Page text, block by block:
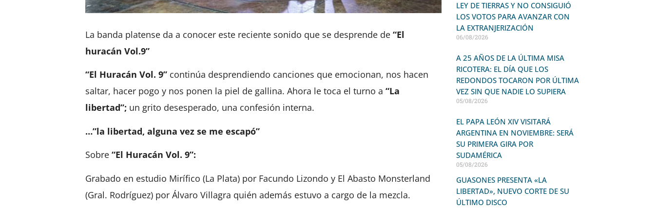
La banda platense da a conocer este reciente sonido que se desprende de “El
huracán Vol.9”
“El Huracán Vol. 9” continúa desprendiendo canciones que emocionan, nos hacen
saltar, hacer pogo y nos ponen la piel de gallina. Ahora le toca el turno a “La
libertad”; un grito desesperado, una confesión interna.
…”la libertad, alguna vez se me escapó”
Sobre “El Huracán Vol. 9”:
Grabado en estudio Mirífico (La Plata) por Facundo Lizondo y El Abasto Monsterland
(Gral. Rodríguez) por Álvaro Villagra quién además estuvo a cargo de la mezcla.
LEY DE TIERRAS Y NO CONSIGUIÓ
LOS VOTOS PARA AVANZAR CON
LA EXTRANJERIZACIÓN
06/08/2026
A 25 AÑOS DE LA ÚLTIMA MISA
RICOTERA: EL DÍA QUE LOS
REDONDOS TOCARON POR ÚLTIMA
VEZ SIN QUE NADIE LO SUPIERA
05/08/2026
EL PAPA LEÓN XIV VISITARÁ
ARGENTINA EN NOVIEMBRE: SERÁ
SU PRIMERA GIRA POR
SUDAMÉRICA
05/08/2026
GUASONES PRESENTA «LA
LIBERTAD», NUEVO CORTE DE SU
ÚLTIMO DISCO